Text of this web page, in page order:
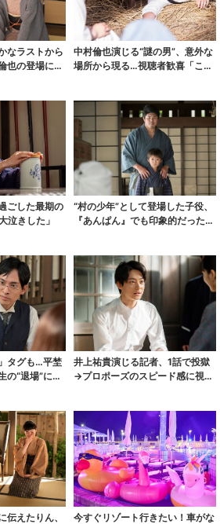
なラストから
也の登場に視
中村倫也演じる“謎の男”、意外な
場所から現る…視聴者歓喜「こん
ごした最期の
泣きした」
“村の少年”として登場した子役、
『あんぱん』でも印象的だった…
タグも…平埜
の“退場”にS
井上祐貴演じる記者、1話で投獄
→プロポーズのスピード感に視聴
伝えたりん、
今すぐリゾート行きたい！車がな